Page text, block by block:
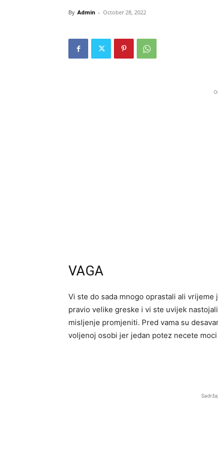
By Admin - October 28, 2022
VAGA
Vi ste do sada mnogo oprastali ali
pravio velike greske i vi ste uvijek
misljenje promjeniti. Pred vama su
voljenoj osobi jer jedan potez necete